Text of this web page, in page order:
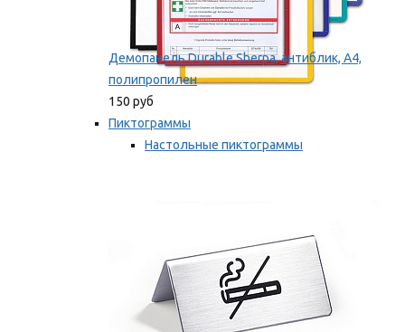
Демопанель Durable Sherpa, антиблик, А4,
полипропилен
150 руб
Пиктограммы
Настольные пиктограммы